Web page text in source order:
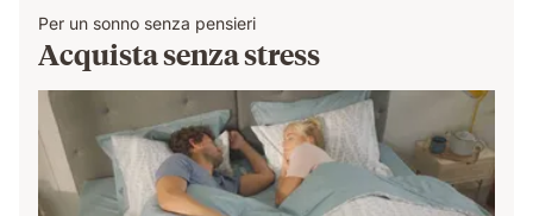
Per un sonno senza pensieri
Acquista senza stress